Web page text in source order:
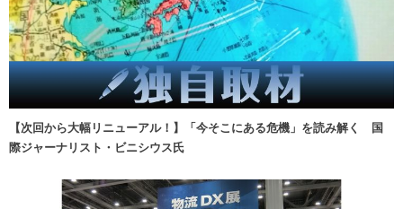
【次回から大幅リニューアル！】「今そこにある危機」を読み解く 国
際ジャーナリスト・ビニシウス氏